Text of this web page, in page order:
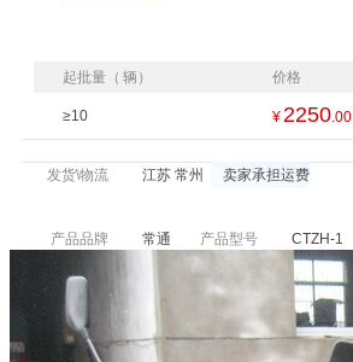
起批量（ 辆 ） 价格
≥10 ¥ 2250 .00
发货\物流 江苏 常州 卖家承担运费
产品品牌 常通 产品型号 CTZH-1